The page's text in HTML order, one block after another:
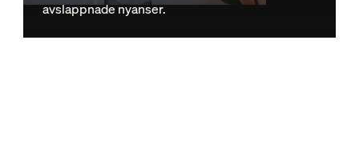
avslappnade nyanser.